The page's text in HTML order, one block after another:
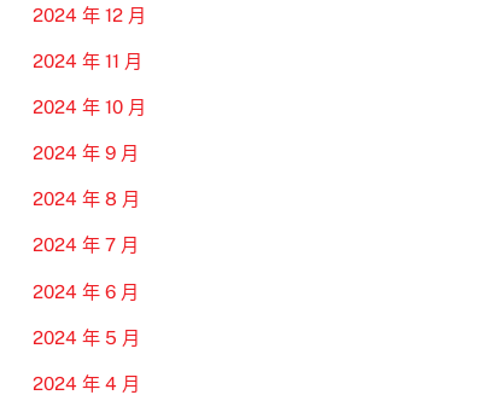
2024 年 12 月
2024 年 11 月
2024 年 10 月
2024 年 9 月
2024 年 8 月
2024 年 7 月
2024 年 6 月
2024 年 5 月
2024 年 4 月